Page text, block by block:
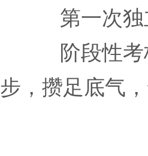
第一次
阶段性
步，攒足底气